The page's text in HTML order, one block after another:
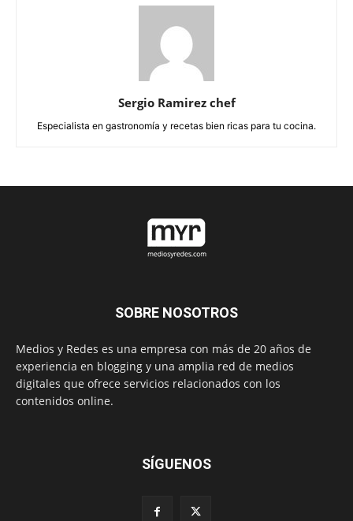
Sergio Ramirez chef
Especialista en gastronomía y recetas bien ricas para tu cocina.
SOBRE NOSOTROS
Medios y Redes es una empresa con más de 20 años de
experiencia en blogging y una amplia red de medios
digitales que ofrece servicios relacionados con los
contenidos online.
SÍGUENOS